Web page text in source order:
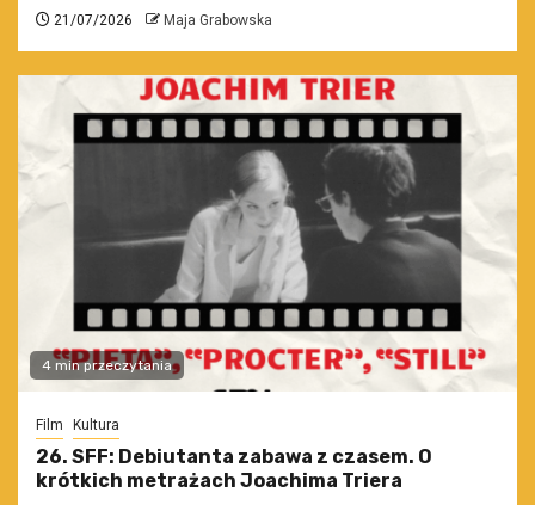
21/07/2026 Maja Grabowska
4 min przeczytania
Film Kultura
26. SFF: Debiutanta zabawa z czasem. O
krótkich metrażach Joachima Triera